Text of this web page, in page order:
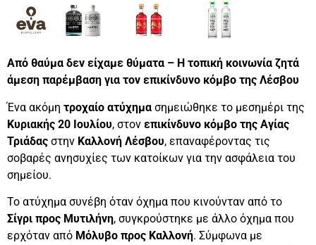
Από θαύμα δεν είχαμε θύματα – Η τοπική κοινωνία ζητά
άμεση παρέμβαση για τον επικίνδυνο κόμβο της Λέσβου
Ένα ακόμη τροχαίο ατύχημα σημειώθηκε το μεσημέρι της
Κυριακής 20 Ιουλίου, στον επικίνδυνο κόμβο της Αγίας
Τριάδας στην Καλλονή Λέσβου, επαναφέροντας τις
σοβαρές ανησυχίες των κατοίκων για την ασφάλεια του
σημείου.
Το ατύχημα συνέβη όταν όχημα που κινούνταν από το
Σίγρι προς Μυτιλήνη, συγκρούστηκε με άλλο όχημα που
ερχόταν από Μόλυβο προς Καλλονή. Σύμφωνα με